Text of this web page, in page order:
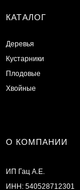
КАТАЛОГ
Деревья
Кустарники
Плодовые
Хвойные
О КОМПАНИИ
ИП Гац А.Е.
ИНН: 540528712301